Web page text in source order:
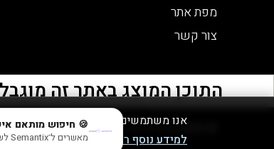
התוכן המוצג באתר זה מוגבל לבני 21 ומעלה - אזהרה צריכה מופרזת של אלכוהול מסכנת
מפת אתר
צור קשר
אנו משתמשים בעוגיות לצורך תפעול
למידע נוסף ראו במדיניות הפרטיות שלנו
🍪 חיפוש מותאם
מאשרים ל־Semantix לשמור סשן לשיפור התוצאות? (בלי אישור עדיין תראה תוצאות חכמות, פשוט בלי session)